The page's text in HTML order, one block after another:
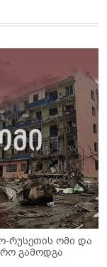
რუსეთის ომი და
გამოდგა